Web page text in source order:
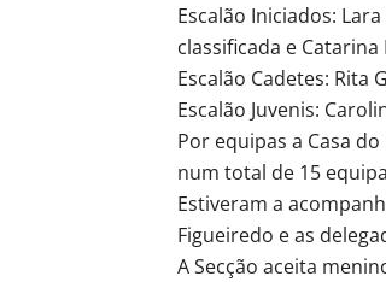
Escalão Iniciados:
classificada e Catarina
Escalão Cadetes: Rita
Escalão Juvenis:
Por equipas a Casa
num total de 15
Estiveram a
Figueiredo e as
A Secção aceita